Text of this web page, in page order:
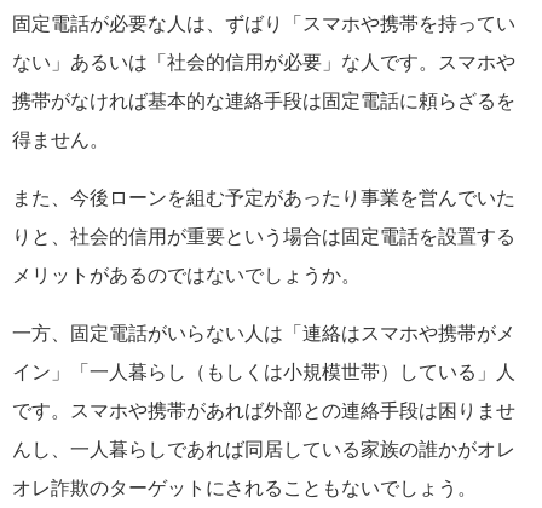
固定電話が必要な人は、ずばり「スマホや携帯を持ってい
ない」あるいは「社会的信用が必要」な人です。スマホや
携帯がなければ基本的な連絡手段は固定電話に頼らざるを
得ません。
また、今後ローンを組む予定があったり事業を営んでいた
りと、社会的信用が重要という場合は固定電話を設置する
メリットがあるのではないでしょうか。
一方、固定電話がいらない人は「連絡はスマホや携帯がメ
イン」「一人暮らし（もしくは小規模世帯）している」人
です。スマホや携帯があれば外部との連絡手段は困りませ
んし、一人暮らしであれば同居している家族の誰かがオレ
オレ詐欺のターゲットにされることもないでしょう。